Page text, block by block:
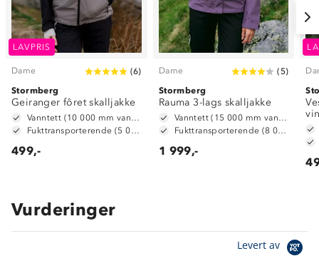
LAVPRIS
Dame (6)
Stormberg
Geiranger fôret skalljakke
499,-
Dame (5)
Stormberg
Rauma 3-lags skalljakke
1 999,-
Vurderinger
Levert av